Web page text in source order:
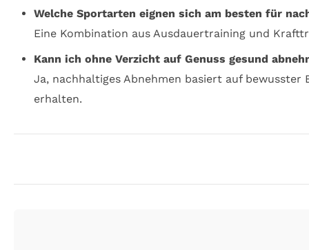
Welche Sportarten eignen sich am besten für
Eine Kombination aus Ausdauertraining und
Kann ich ohne Verzicht auf Genuss gesund
Ja, nachhaltiges Abnehmen basiert auf
erhalten.